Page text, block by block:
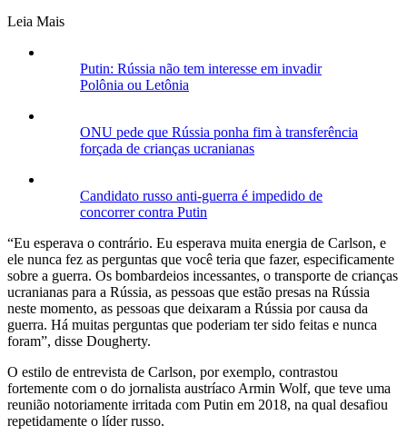
Leia Mais
Putin: Rússia não tem interesse em invadir
Polônia ou Letônia
ONU pede que Rússia ponha fim à transferência
forçada de crianças ucranianas
Candidato russo anti-guerra é impedido de
concorrer contra Putin
“Eu esperava o contrário. Eu esperava muita energia de Carlson, e
ele nunca fez as perguntas que você teria que fazer, especificamente
sobre a guerra. Os bombardeios incessantes, o transporte de crianças
ucranianas para a Rússia, as pessoas que estão presas na Rússia
neste momento, as pessoas que deixaram a Rússia por causa da
guerra. Há muitas perguntas que poderiam ter sido feitas e nunca
foram”, disse Dougherty.
O estilo de entrevista de Carlson, por exemplo, contrastou
fortemente com o do jornalista austríaco Armin Wolf, que teve uma
reunião notoriamente irritada com Putin em 2018, na qual desafiou
repetidamente o líder russo.